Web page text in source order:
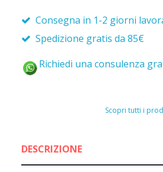
Consegna in 1-2 giorni
Spedizione gratis da 85€
Richiedi una consulenza
Scopri tutti i
DESCRIZIONE